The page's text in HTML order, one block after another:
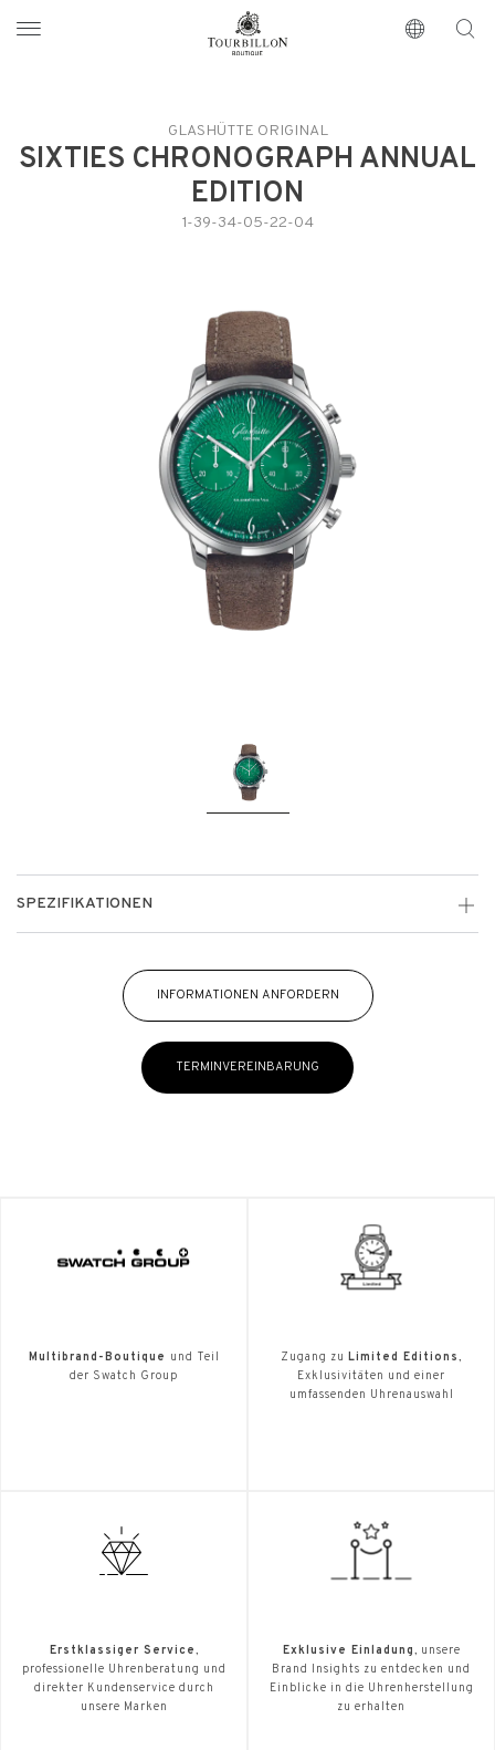
https://www.tourbillon.com/de
GLASHÜTTE ORIGINAL
SIXTIES CHRONOGRAPH ANNUAL
EDITION
1-39-34-05-22-04
SPEZIFIKATIONEN
INFORMATIONEN ANFORDERN
TERMINVEREINBARUNG
Multibrand-Boutique
und Teil
der Swatch Group
Zugang zu Limited Editions,
Exklusivitäten und einer
umfassenden Uhrenauswahl
Erstklassiger Service,
professionelle Uhrenberatung und
direkter Kundenservice durch
unsere Marken
Exklusive Einladung, unsere
Brand Insights zu entdecken und
Einblicke in die Uhrenherstellung
zu erhalten